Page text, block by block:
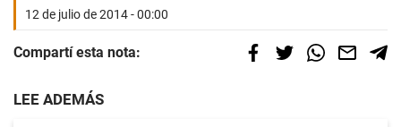
12 de julio de 2014 - 00:00
Compartí esta nota:
LEE ADEMÁS